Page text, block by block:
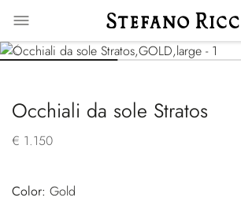
Occhiali da sole Stratos
€ 1.150
Color:
gold